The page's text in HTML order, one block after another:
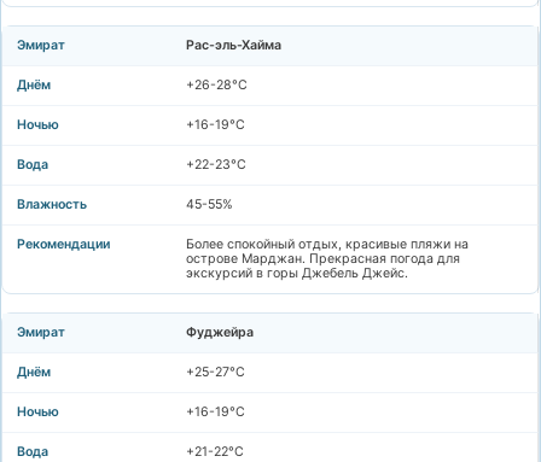
Рас-эль-Хайма
+26-28°C
+16-19°C
+22-23°C
45-55%
Более спокойный отдых, красивые пляжи на
острове Марджан. Прекрасная погода для
экскурсий в горы Джебель Джейс.
Фуджейра
+25-27°C
+16-19°C
+21-22°C